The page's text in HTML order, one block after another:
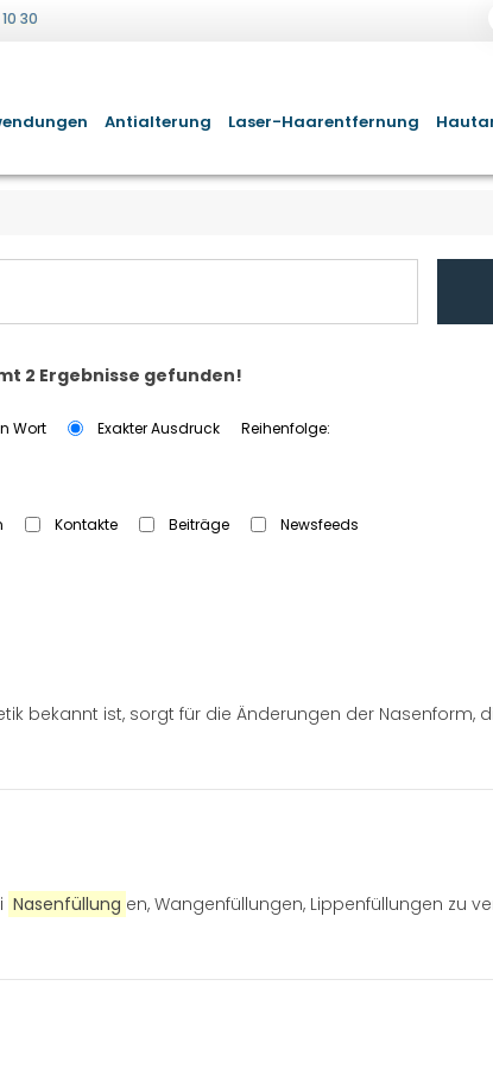
30
Antialterung Laser-Haarentfernung
2 Ergebnisse gefunden!
Wort Exakter Ausdruck Reihenfolge:
Kontakte Beiträge Newsfeeds
bekannt ist, sorgt für die Änderungen der Nasenform,
Nasenfüllung en, Wangenfüllungen, Lippenfüllungen zu